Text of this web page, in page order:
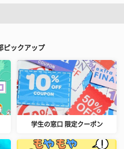
ピックアップ
学生の窓口 限定クーポン